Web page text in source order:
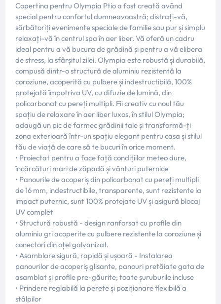
Copertina pentru Olympia Ptio a fost creată având
special pentru confortul dumneavoastră; distrați-vă,
sărbătoriți evenimente speciale de familie sau pur și simplu
relaxați-vă în centrul spa în aer liber. Vă oferă un cadru
ideal pentru a vă bucura de grădină și pentru a vă elibera
de stress, la sfârșitul zilei. Olympia este robustă și durabilă,
compusă dintr-o structură de aluminiu rezistentă la
coroziune, acoperită cu pulbere și indestructibilă, 100%
protejată împotriva UV, cu difuzie de lumină, din
policarbonat cu pereți multipli. Fii creativ cu noul tău
spațiu de relaxare în aer liber luxos, în stilul Olympia;
adaugă un pic de farmec grădinii tale și transformă-ți
zona exterioară într-un spațiu elegant pentru casa și stilul
tău de viață de care să te bucuri în orice moment.
• Proiectat pentru a face față condițiilor meteo dure,
încărcături mari de zăpadă și vânturi puternice
• Panourile de acoperiș din policarbonat cu pereți multipli
de 16 mm, indestructibile, transparente, sunt rezistente la
impact puternic, sunt 100% protejate UV și asigură blocaj
UV complet
• Structură robustă - design ranforsat cu profile din
aluminiu gri acoperite cu pulbere rezistente la coroziune și
conectori din oțel galvanizat.
• Asamblare sigură, rapidă și ușoară - Instalarea
panourilor de acoperiș glisante, panouri pretăiate gata de
asamblat și profile pre-găurite; toate șuruburile incluse
• Prindere reglabilă la perete și poziționare flexibilă a
stâlpilor